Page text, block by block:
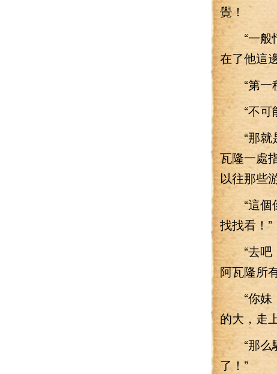
覺！
“一般情
在了他這
“第一種
“不可能
“那就是
瓦隆一處
以往那些
“這個倒
找找看！”
“去吧！
阿瓦隆所
“你妹！
的大，走
“那么騷
了！”